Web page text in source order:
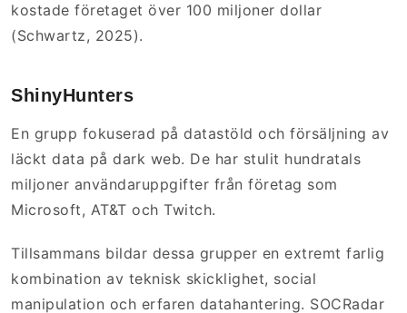
kostade företaget över 100 miljoner dollar
(Schwartz, 2025).
ShinyHunters
En grupp fokuserad på datastöld och försäljning av
läckt data på dark web. De har stulit hundratals
miljoner användaruppgifter från företag som
Microsoft, AT&T och Twitch.
Tillsammans bildar dessa grupper en extremt farlig
kombination av teknisk skicklighet, social
manipulation och erfaren datahantering. SOCRadar